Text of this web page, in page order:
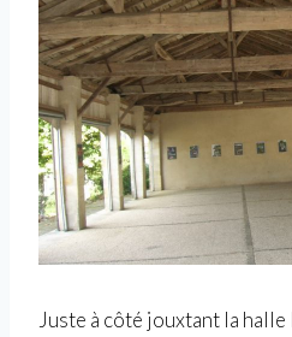
Juste à côté jouxtant la halle